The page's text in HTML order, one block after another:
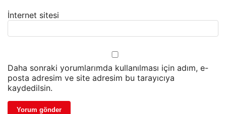
İnternet sitesi
Daha sonraki yorumlarımda kullanılması için adım, e-
posta adresim ve site adresim bu tarayıcıya
kaydedilsin.